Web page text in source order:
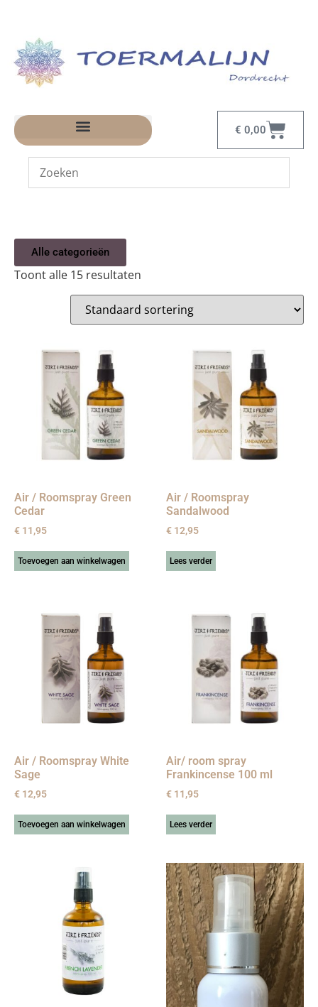
€ 0,00
Alle categorieën
Toont alle 15 resultaten
Air / Roomspray Green
Cedar
€ 11,95
Toevoegen aan winkelwagen
Air / Roomspray
Sandalwood
€ 12,95
Lees verder
Air / Roomspray White
Sage
€ 12,95
Toevoegen aan winkelwagen
Air/ room spray
Frankincense 100 ml
€ 11,95
Lees verder